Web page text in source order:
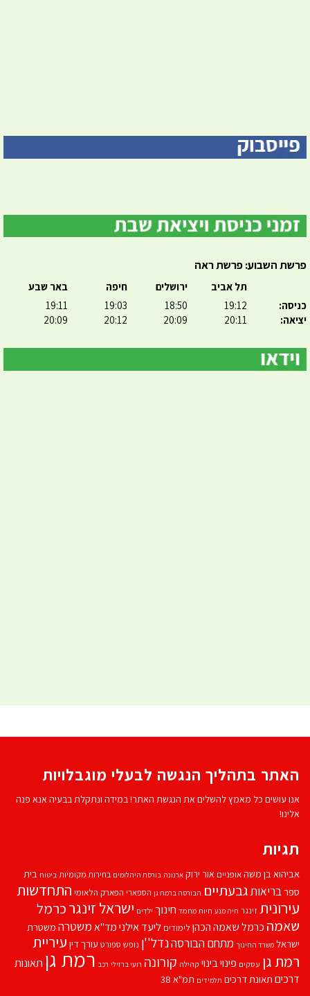
פרשת השבוע: פרשת ראה
כניסה:
יציאה:
תל אביב
19:12
20:11
ירושלים
18:50
20:09
חיפה
19:03
20:12
באר שבע
19:11
20:09
האתר בתהליך הנגשה לבעלי מוגבלויות
אנו עושים כל מאמץ להשלים את הנגשת האתר! במידה ונתקלת בבעיה אנא פנה
אלינו!
תגיות
אביהוא בן משהאופניים אור ירוק ארנונה בורסת היהלומים בחירות מקומיות ביטוח בית
ספרבריאותגבעתיים הבורסה ברמת גן הספארי הפארק הלאומי התחדשות
עירוניתזינגר חיה מנע חיות מחמד חינוך ילדים ישראל זינגרכרמל
שאמה כרמל שאמה הכהן לימודים ליעד אילנימד''אמשטרה משטרת
ישראל משרד החינוך מתחם הבורסהנדל''ן נופש ספורט עורך דין עיריית
רמת גן עסקים פינוי בינוי קהילה קורונה רועי ברזילי רכב רמת גן תאונות
דרכים תאונת דרכים תלמידים תמ"א 38